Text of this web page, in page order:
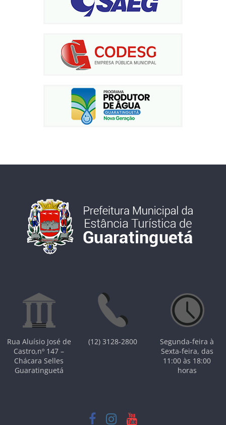
Rua Aluísio José de
Castro,nº 147 –
Chácara Selles
Guaratinguetá
(12) 3128-2800
Segunda-feira à
Sexta-feira, das
11:00 às 18:00
horas